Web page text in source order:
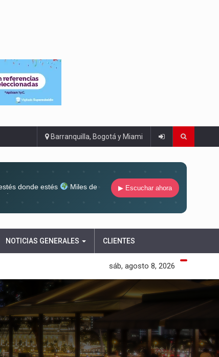
Barranquilla, Bogotá y Miami
donde estés
Miles de
▶ Escuchar ahora
NOTICIAS GENERALES CLIENTES
sáb, agosto 8, 2026